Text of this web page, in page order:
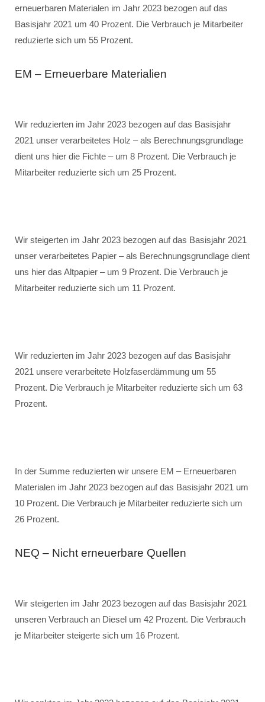
erneuerbaren Materialen im Jahr 2023 bezogen auf das
Basisjahr 2021 um 40 Prozent. Die Verbrauch je Mitarbeiter
reduzierte sich um 55 Prozent.
EM – Erneuerbare Materialien
Wir reduzierten im Jahr 2023 bezogen auf das Basisjahr
2021 unser verarbeitetes Holz – als Berechnungsgrundlage
dient uns hier die Fichte – um 8 Prozent. Die Verbrauch je
Mitarbeiter reduzierte sich um 25 Prozent.
Wir steigerten im Jahr 2023 bezogen auf das Basisjahr 2021
unser verarbeitetes Papier – als Berechnungsgrundlage dient
uns hier das Altpapier – um 9 Prozent. Die Verbrauch je
Mitarbeiter reduzierte sich um 11 Prozent.
Wir reduzierten im Jahr 2023 bezogen auf das Basisjahr
2021 unsere verarbeitete Holzfaserdämmung um 55
Prozent. Die Verbrauch je Mitarbeiter reduzierte sich um 63
Prozent.
In der Summe reduzierten wir unsere EM – Erneuerbaren
Materialen im Jahr 2023 bezogen auf das Basisjahr 2021 um
10 Prozent. Die Verbrauch je Mitarbeiter reduzierte sich um
26 Prozent.
NEQ – Nicht erneuerbare Quellen
Wir steigerten im Jahr 2023 bezogen auf das Basisjahr 2021
unseren Verbrauch an Diesel um 42 Prozent. Die Verbrauch
je Mitarbeiter steigerte sich um 16 Prozent.